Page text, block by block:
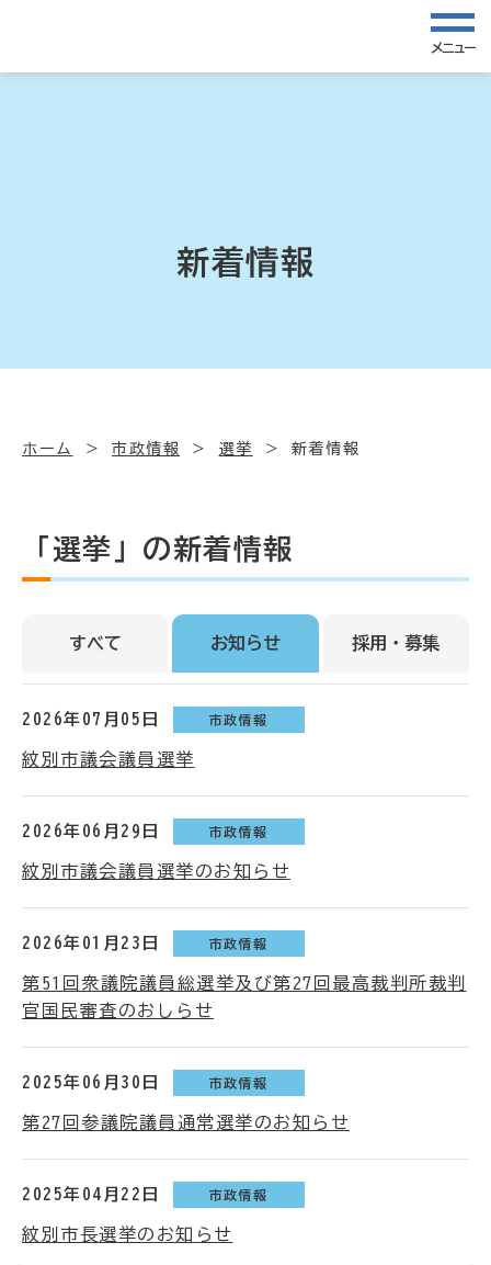
メニュー
新着情報
ホーム 市政情報 選挙 新着情報
「選挙」の新着情報
すべて お知らせ 採用・募集
2026年07月05日 市政情報
紋別市議会議員選挙
2026年06月29日 市政情報
紋別市議会議員選挙のお知らせ
2026年01月23日 市政情報
第51回衆議院議員総選挙及び第27回最高裁判所裁判
官国民審査のおしらせ
2025年06月30日 市政情報
第27回参議院議員通常選挙のお知らせ
2025年04月22日 市政情報
紋別市長選挙のお知らせ